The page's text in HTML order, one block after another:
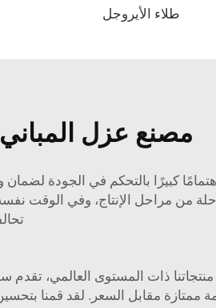
طلاء الأيروجل
مصنع عزل المباني
كبيرًا بالتحكم في الجودة
من مراحل الإنتاج، وفي الوقت
منتجاتنا ذات المستوى العالمي، تقدم
ممتازة مقابل السعر. لقد قمنا